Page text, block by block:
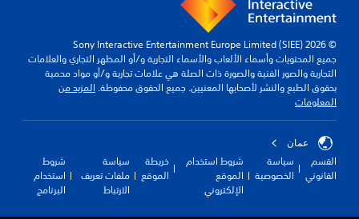
© 2026 Sony Interactive Entertainment Europe Limited (SIEE)
جميع المحتويات وأسماء الألعاب والأسماء التجارية و/أو المظهر التجاري والعلامات
التجارية والصور الفنية والصورة ذات الصلة هي علامات تجارية و/أو مواد محمية
بحقوق الطبع والنشر لأصحابها المعنيين. جميع الحقوق محفوظة. المزيد من
المعلومات
عمان
القسم
القانوني
سياسة
الخصوصية
شروط استخدام
الموقع
الإلكتروني
خريطة
الموقع
سياسة
ملفات تعريف
الارتباط
شروط
استخدام
البرنامج